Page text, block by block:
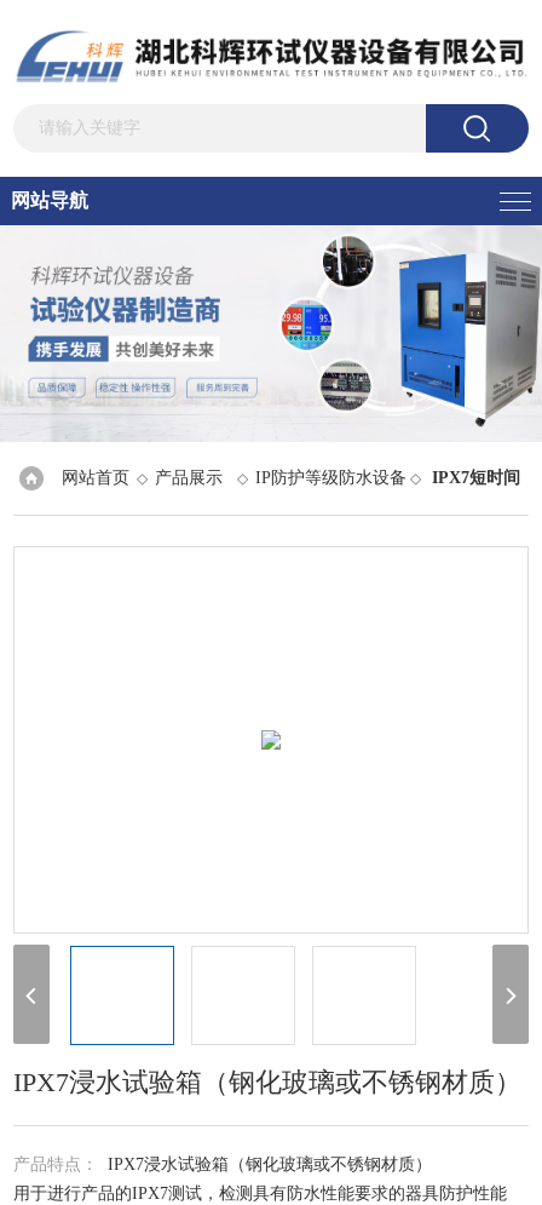
网站导航
网站首页 ◇ 产品展示 ◇IP防护等级防水设备 ◇IPX7短时间
浸水> IPX7浸水试验箱（钢化玻璃或不锈钢材质）
IPX7浸水试验箱（钢化玻璃或不锈钢材质）
产品特点：IPX7浸水试验箱（钢化玻璃或不锈钢材质）
用于进行产品的IPX7测试，检测具有防水性能要求的器具防护性能